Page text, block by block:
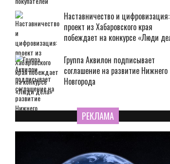
Наставничество и цифровизация:
проект из Хабаровского края
побеждает на конкурсе «Люди
Группа Аквилон подписывает
соглашение на развитие Нижнего
Новгорода
РЕКЛАМА